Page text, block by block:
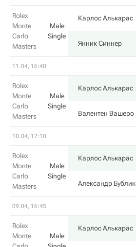
Rolex
Monte
Carlo
Masters
Male
Single
Карлос Алькарас
Янник Синнер
11.04, 16:40
Rolex
Monte
Carlo
Masters
Male
Single
Карлос Алькарас
Валентен Вашеро
10.04, 17:10
Rolex
Monte
Carlo
Masters
Male
Single
Карлос Алькарас
Александр Бублик
09.04, 16:45
Rolex
Monte
Male
Карлос Алькарас